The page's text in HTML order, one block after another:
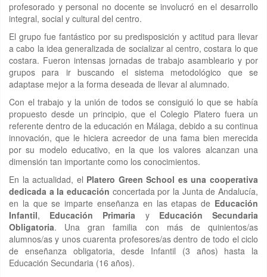
profesorado y personal no docente se involucró en el desarrollo
integral, social y cultural del centro.
El grupo fue fantástico por su predisposición y actitud para llevar
a cabo la idea generalizada de socializar al centro, costara lo que
costara. Fueron intensas jornadas de trabajo asambleario y por
grupos para ir buscando el sistema metodológico que se
adaptase mejor a la forma deseada de llevar al alumnado.
Con el trabajo y la unión de todos se consiguió lo que se había
propuesto desde un principio, que el Colegio Platero fuera un
referente dentro de la educación en Málaga, debido a su continua
innovación, que le hiciera acreedor de una fama bien merecida
por su modelo educativo, en la que los valores alcanzan una
dimensión tan importante como los conocimientos.
En la actualidad, el Platero Green School es una cooperativa
dedicada a la educación concertada por la Junta de Andalucía,
en la que se imparte enseñanza en las etapas de Educación
Infantil, Educación Primaria y Educación Secundaria
Obligatoria. Una gran familia con más de quinientos/as
alumnos/as y unos cuarenta profesores/as dentro de todo el ciclo
de enseñanza obligatoria, desde Infantil (3 años) hasta la
Educación Secundaria (16 años).